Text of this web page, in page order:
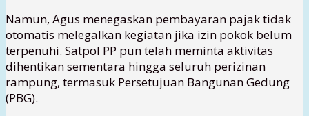
Namun, Agus menegaskan pembayaran pajak tidak
otomatis melegalkan kegiatan jika izin pokok belum
terpenuhi. Satpol PP pun telah meminta aktivitas
dihentikan sementara hingga seluruh perizinan
rampung, termasuk Persetujuan Bangunan Gedung
(PBG).